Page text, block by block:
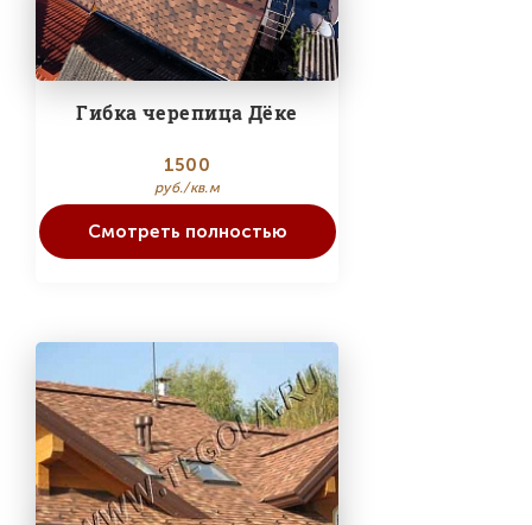
Гибка черепица Дёке
1500
руб./кв.м
Смотреть полностью